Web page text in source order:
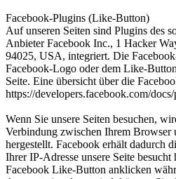
Facebook-Plugins (Like-Button)
Auf unseren Seiten sind Plugins des
Anbieter Facebook Inc., 1 Hacker
94025, USA, integriert. Die
Facebook-Logo oder dem Like-
Seite. Eine übersicht über die
https://developers.facebook.com/
Wenn Sie unsere Seiten besuchen,
Verbindung zwischen Ihrem Browser
hergestellt. Facebook erhält dadurch
Ihrer IP-Adresse unsere Seite besucht
Facebook Like-Button anklicken